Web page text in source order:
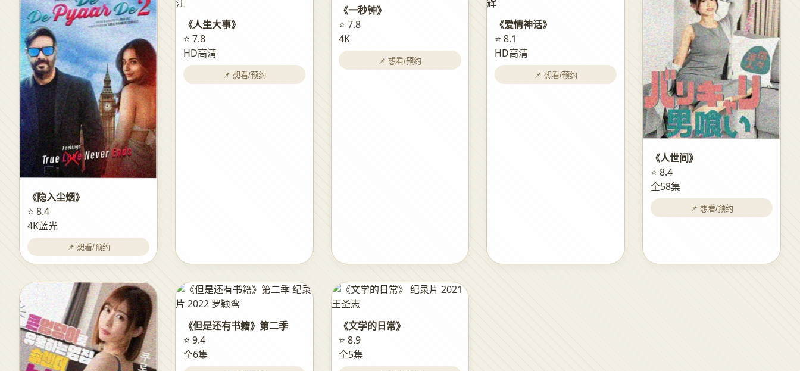
《隐入尘烟》
⭐ 8.4
4K蓝光
📌 想看/预约
《人生大事》
⭐ 7.8
HD高清
📌 想看/预约
《一秒钟》
⭐ 7.8
4K
📌 想看/预约
《爱情神话》
⭐ 8.1
HD高清
📌 想看/预约
《人世间》
⭐ 8.4
全58集
📌 想看/预约
《但是还有书籍》第二季
⭐ 9.4
全6集
《文学的日常》
⭐ 8.9
全5集